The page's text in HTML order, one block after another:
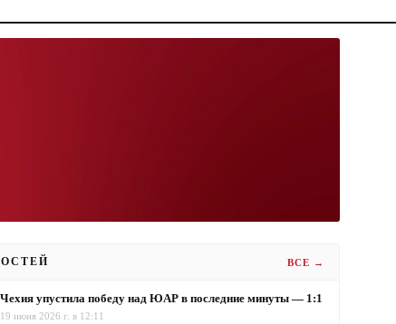
ВСЕ →
Чехия упустила победу над ЮАР в последние минуты — 1:1
19 июня 2026 г. в 12:11